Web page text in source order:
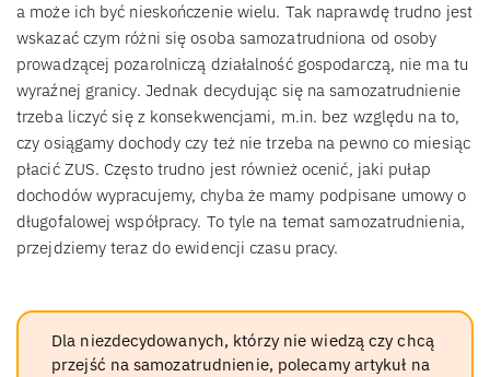
a może ich być nieskończenie wielu. Tak naprawdę trudno jest
wskazać czym różni się osoba samozatrudniona od osoby
prowadzącej pozarolniczą działalność gospodarczą, nie ma tu
wyraźnej granicy. Jednak decydując się na samozatrudnienie
trzeba liczyć się z konsekwencjami, m.in. bez względu na to,
czy osiągamy dochody czy też nie trzeba na pewno co miesiąc
płacić ZUS. Często trudno jest również ocenić, jaki pułap
dochodów wypracujemy, chyba że mamy podpisane umowy o
długofalowej współpracy. To tyle na temat samozatrudnienia,
przejdziemy teraz do ewidencji czasu pracy.
Dla niezdecydowanych, którzy nie wiedzą czy chcą
przejść na samozatrudnienie, polecamy artykuł na